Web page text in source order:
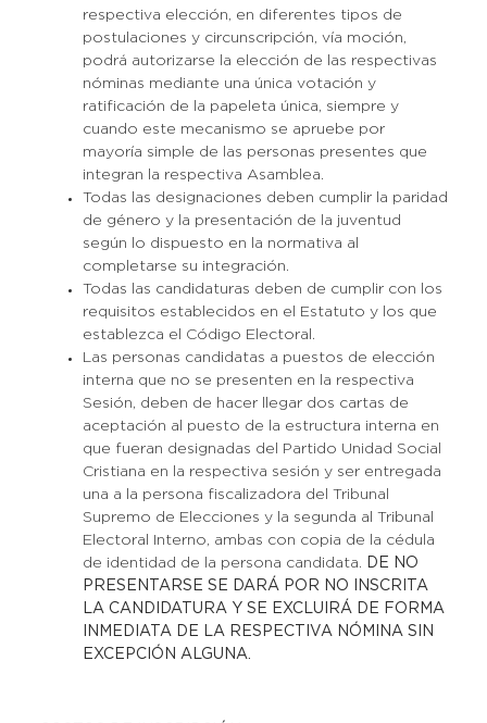
respectiva elección, en diferentes tipos de
postulaciones y circunscripción, vía moción,
podrá autorizarse la elección de las respectivas
nóminas mediante una única votación y
ratificación de la papeleta única, siempre y
cuando este mecanismo se apruebe por
mayoría simple de las personas presentes que
integran la respectiva Asamblea.
Todas las designaciones deben cumplir la paridad
de género y la presentación de la juventud
según lo dispuesto en la normativa al
completarse su integración.
Todas las candidaturas deben de cumplir con los
requisitos establecidos en el Estatuto y los que
establezca el Código Electoral.
Las personas candidatas a puestos de elección
interna que no se presenten en la respectiva
Sesión, deben de hacer llegar dos cartas de
aceptación al puesto de la estructura interna en
que fueran designadas del Partido Unidad Social
Cristiana en la respectiva sesión y ser entregada
una a la persona fiscalizadora del Tribunal
Supremo de Elecciones y la segunda al Tribunal
Electoral Interno, ambas con copia de la cédula
de identidad de la persona candidata.
DE NO
PRESENTARSE SE DARÁ POR NO INSCRITA
LA CANDIDATURA Y SE EXCLUIRÁ DE FORMA
INMEDIATA DE LA RESPECTIVA NÓMINA SIN
EXCEPCIÓN ALGUNA.